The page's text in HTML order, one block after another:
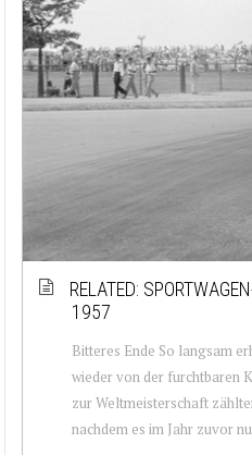
RELATED:
1957
Bitteres Ende So langsam
wieder von der furchtbaren
zur Weltmeisterschaft
nachdem es im Jahr zuvor